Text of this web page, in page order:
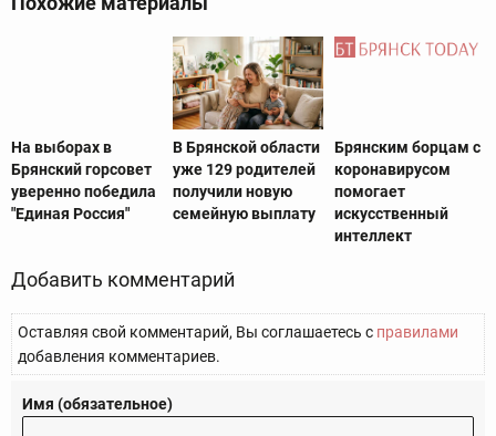
На выборах в
Брянский горсовет
уверенно победила
"Единая Россия"
В Брянской области
уже 129 родителей
получили новую
семейную выплату
Брянским борцам с
коронавирусом
помогает
искусственный
интеллект
Добавить комментарий
Оставляя свой комментарий, Вы соглашаетесь с правилами
добавления комментариев.
Имя (обязательное)